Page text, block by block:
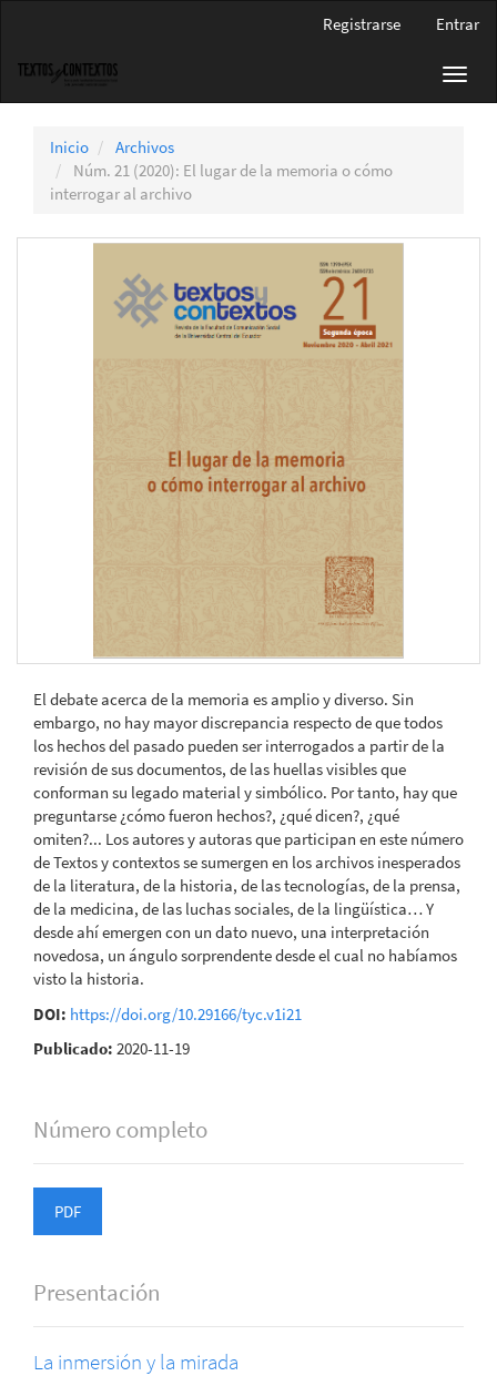
principal
Barra
Registrarse Entrar
Inicio
Archivos
Núm. 21 (2020): El lugar de la memoria o cómo
interrogar al archivo
El debate acerca de la memoria es amplio y diverso. Sin
embargo, no hay mayor discrepancia respecto de que todos
los hechos del pasado pueden ser interrogados a partir de la
revisión de sus documentos, de las huellas visibles que
conforman su legado material y simbólico. Por tanto, hay que
preguntarse ¿cómo fueron hechos?, ¿qué dicen?, ¿qué
omiten?... Los autores y autoras que participan en este número
de Textos y contextos se sumergen en los archivos inesperados
de la literatura, de la historia, de las tecnologías, de la prensa,
de la medicina, de las luchas sociales, de la lingüística… Y
desde ahí emergen con un dato nuevo, una interpretación
novedosa, un ángulo sorprendente desde el cual no habíamos
visto la historia.
DOI: https://doi.org/10.29166/tyc.v1i21
Publicado: 2020-11-19
Número completo
PDF
Presentación
La inmersión y la mirada